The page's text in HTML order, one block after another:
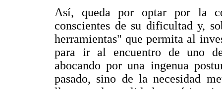
Así, queda por optar por la
conscientes de su dificultad y,
herramientas" que permita al
para ir al encuentro de uno de
abocando por una ingenua
pasado, sino de la necesidad